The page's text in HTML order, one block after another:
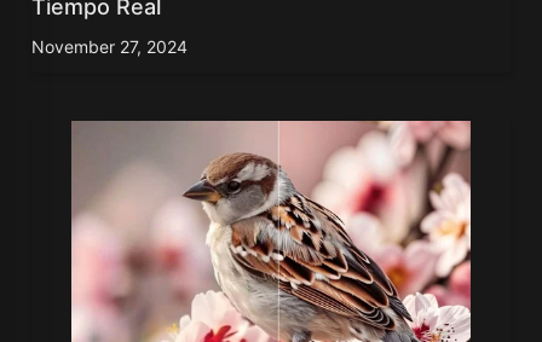
Tiempo Real
November 27, 2024